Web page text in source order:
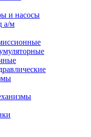
и насосы
а/м